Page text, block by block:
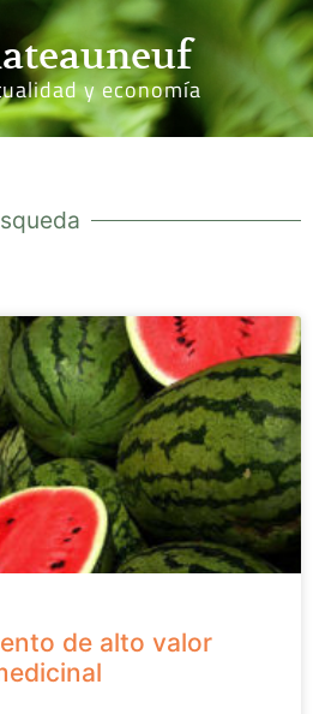
y economía
de alto valor